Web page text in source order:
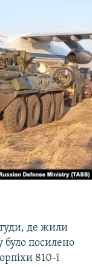
туди, де жили
посилено
810-ї